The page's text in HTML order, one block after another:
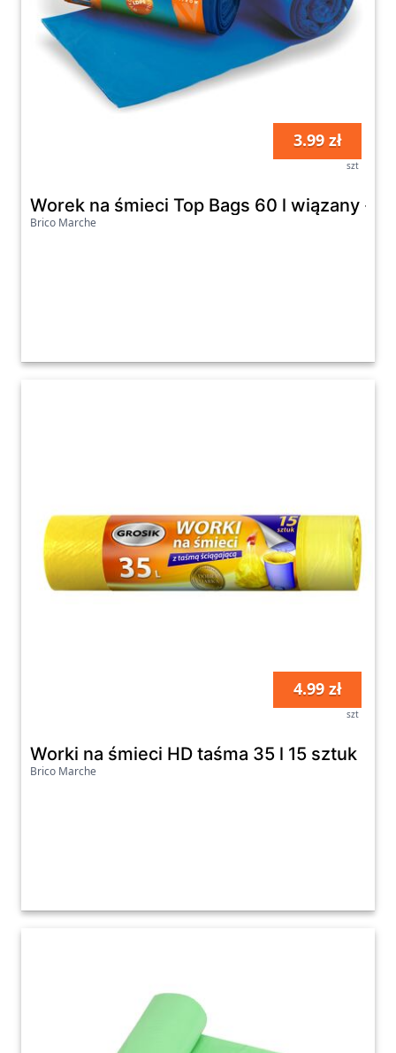
3.99 zł
szt
Worek na śmieci Top Bags 60 l wiązany -
Brico Marche
4.99 zł
szt
Worki na śmieci HD taśma 35 l 15 sztuk
Brico Marche